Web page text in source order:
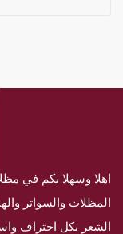
اهلا وسهلا بكم في
المظلات والسواتر
الشعر بكل احتراف